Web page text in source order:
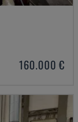
160.000 €